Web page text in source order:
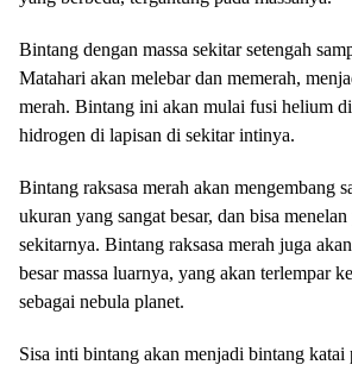
Bintang dengan massa sekitar setengah
Matahari akan melebar dan memerah,
merah. Bintang ini akan mulai fusi helium
hidrogen di lapisan di sekitar intinya.
Bintang raksasa merah akan mengembang
ukuran yang sangat besar, dan bisa
sekitarnya. Bintang raksasa merah juga
besar massa luarnya, yang akan terlempar
sebagai nebula planet.
Sisa inti bintang akan menjadi bintang katai